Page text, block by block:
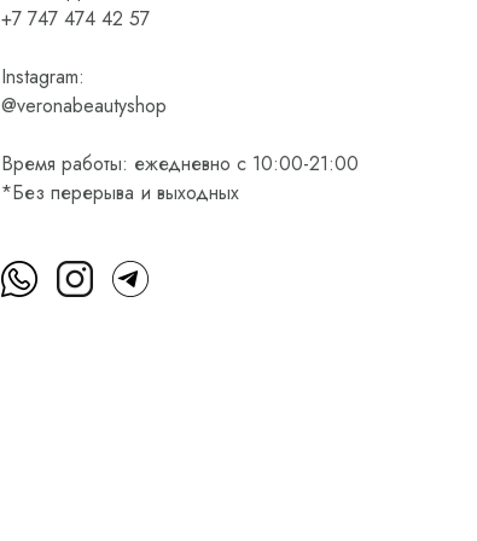
+7 747 474 42 57
Instagram:
@veronabeautyshop
Время работы: ежедневно с 10:00-21:00
*Без перерыва и выходных